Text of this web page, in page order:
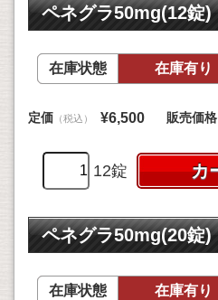
ペネグラ50mg(12錠)
在庫状態 在庫有り
定価 （税込） ¥6,500 販売価格
12錠
ペネグラ50mg(20錠)
在庫状態 在庫有り